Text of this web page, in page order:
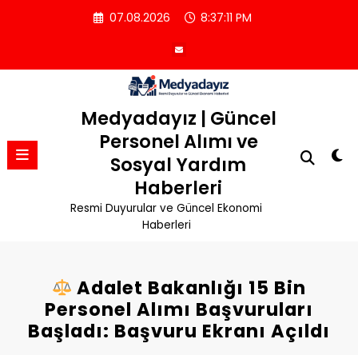
07.08.2026 8:37:12 PM
Medyadayız | Güncel
Personel Alımı ve
Sosyal Yardım
Haberleri
Resmi Duyurular ve Güncel Ekonomi
Haberleri
Adalet Bakanlığı 15 Bin
Personel Alımı Başvuruları
Başladı: Başvuru Ekranı Açıldı